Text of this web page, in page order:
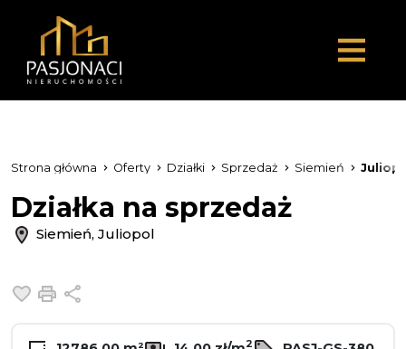
Strona główna Oferty Działki Sprzedaż Siemień
Działka na sprzedaż
Siemień, Juliopol
Dodaj do ulubionych
Drukuj
2